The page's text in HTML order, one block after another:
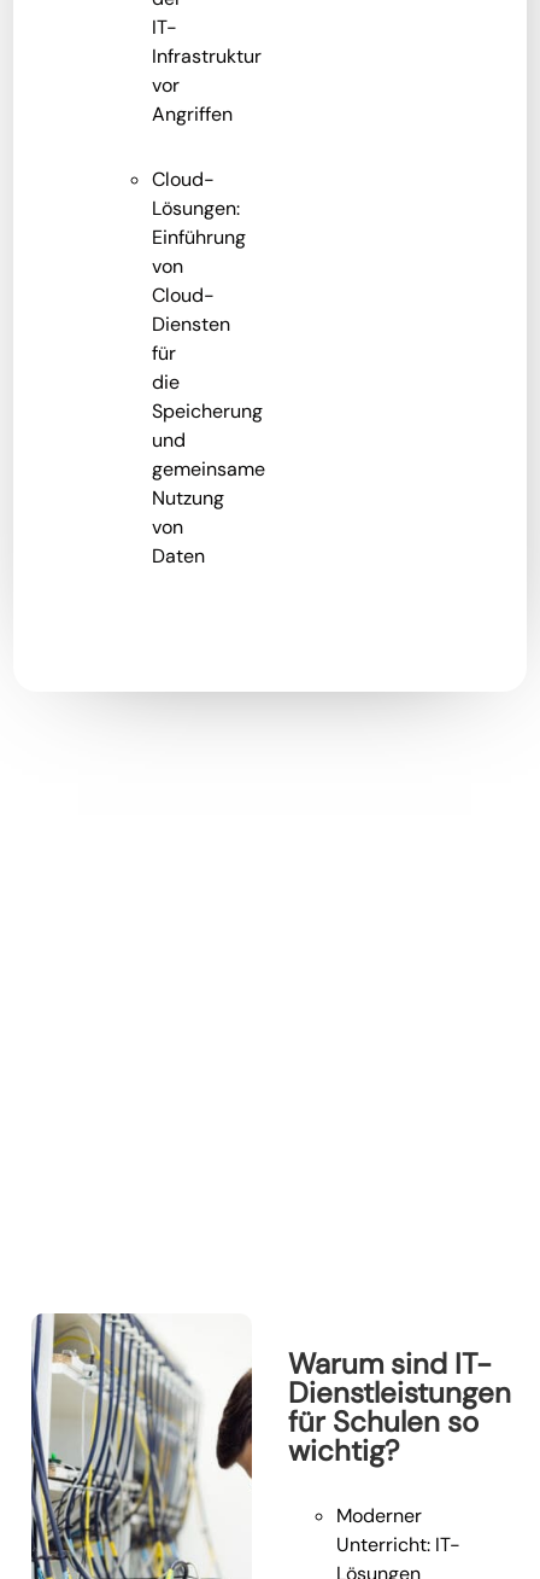
IT-
Infrastruktur
vor
Angriffen
Cloud-
Lösungen:
Einführung
von
Cloud-
Diensten
für
die
Speicherung
und
gemeinsame
Nutzung
von
Daten
Warum sind IT-
Dienstleistungen
für Schulen so
wichtig?
Moderner
Unterricht: IT-
Lösungen